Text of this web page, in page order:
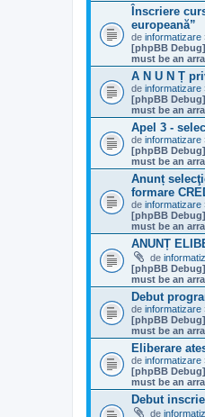
Înscriere
europeană”
de informatizare
[phpBB
must be an
A N U N Ț
de informatizare
[phpBB
must be an
Apel 3 -
de informatizare
[phpBB
must be an
Anunț
formare
de informatizare
[phpBB
must be an
ANUNȚ
de
[phpBB
must be an
Debut
de informatizare
[phpBB
must be an
Eliberare
de informatizare
[phpBB
must be an
Debut
de